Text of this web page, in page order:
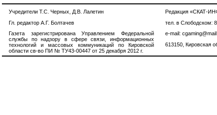
Учредители Т.С. Черных, Д.В. Лалетин
Гл. редактор А.Г. Болтачев
Газета зарегистрирована Управлением Федеральной
службы по надзору в сфере связи, информационных
технологий и массовых коммуникаций по Кировской
области св-во ПИ № ТУ43-00447 от 25 декабря 2012 г.
Редакция «СКАТ-
тел. в Слободском:
e-mail:
613150, Кировская